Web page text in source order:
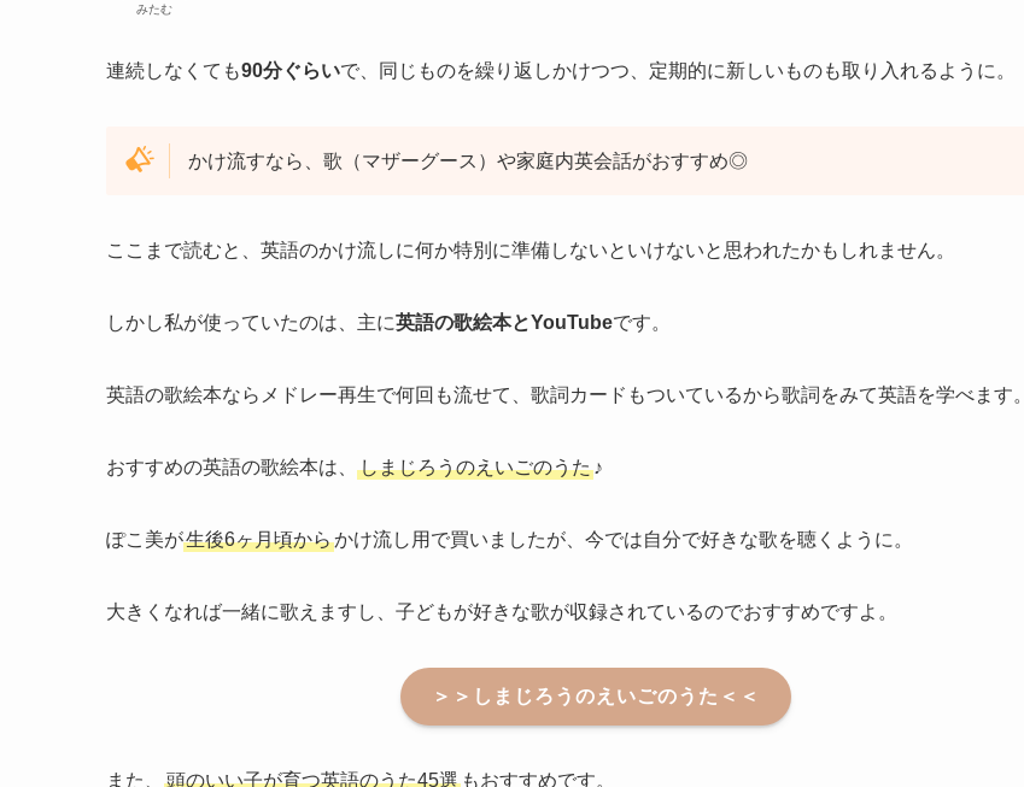
みたむ
連続しなくても90分ぐらいで、同じものを繰り返しかけつつ、定期的に新しいものも取り入れるように。
かけ流すなら、歌（マザーグース）や家庭内英会話がおすすめ◎
ここまで読むと、英語のかけ流しに何か特別に準備しないといけないと思われたかもしれません。
しかし私が使っていたのは、主に英語の歌絵本とYouTubeです。
英語の歌絵本ならメドレー再生で何回も流せて、歌詞カードもついているから歌詞をみて英語を学べます。
おすすめの英語の歌絵本は、 しまじろうのえいごのうた♪
ぽこ美が生後6ヶ月頃からかけ流し用で買いましたが、今では自分で好きな歌を聴くように。
大きくなれば一緒に歌えますし、子どもが好きな歌が収録されているのでおすすめですよ。
＞＞しまじろうのえいごのうた＜＜
また、 頭のいい子が育つ英語のうた45選 もおすすめです。